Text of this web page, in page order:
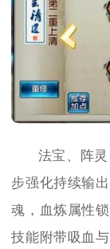
法宝、阵
步强化持续输
魂，血炼属性
技能附带吸血